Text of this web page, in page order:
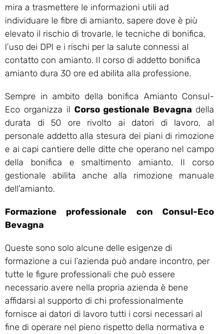
mira a trasmettere le informazioni utili ad
individuare le fibre di amianto, sapere dove è più
elevato il rischio di trovarle, le tecniche di bonifica,
l’uso dei DPI e i rischi per la salute connessi al
contatto con amianto. Il corso di addetto bonifica
amianto dura 30 ore ed abilita alla professione.
Sempre in ambito della bonifica Amianto Consul-
Eco organizza il Corso gestionale Bevagna della
durata di 50 ore rivolto ai datori di lavoro, al
personale addetto alla stesura dei piani di rimozione
e ai capi cantiere delle ditte che operano nel campo
della bonifica e smaltimento amianto. Il corso
gestionale abilita anche alla rimozione manuale
dell’amianto.
Formazione professionale con Consul-Eco
Bevagna
Queste sono solo alcune delle esigenze di
formazione a cui l’azienda può andare incontro, per
tutte le figure professionali che può essere
necessario avere nella propria azienda è bene
affidarsi al supporto di chi professionalmente
fornisce ai datori di lavoro tutti i corsi necessari al
fine di operare nel pieno rispetto della normativa e